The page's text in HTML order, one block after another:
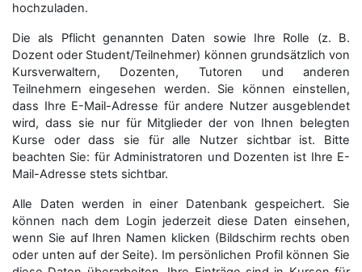
hochzuladen.
Die als Pflicht genannten Daten sowie Ihre Rolle (z. B.
Dozent oder Student/Teilnehmer) können grundsätzlich von
Kursverwaltern, Dozenten, Tutoren und anderen
Teilnehmern eingesehen werden. Sie können einstellen,
dass Ihre E-Mail-Adresse für andere Nutzer ausgeblendet
wird, dass sie nur für Mitglieder der von Ihnen belegten
Kurse oder dass sie für alle Nutzer sichtbar ist. Bitte
beachten Sie: für Administratoren und Dozenten ist Ihre E-
Mail-Adresse stets sichtbar.
Alle Daten werden in einer Datenbank gespeichert. Sie
können nach dem Login jederzeit diese Daten einsehen,
wenn Sie auf Ihren Namen klicken (Bildschirm rechts oben
oder unten auf der Seite). Im persönlichen Profil können Sie